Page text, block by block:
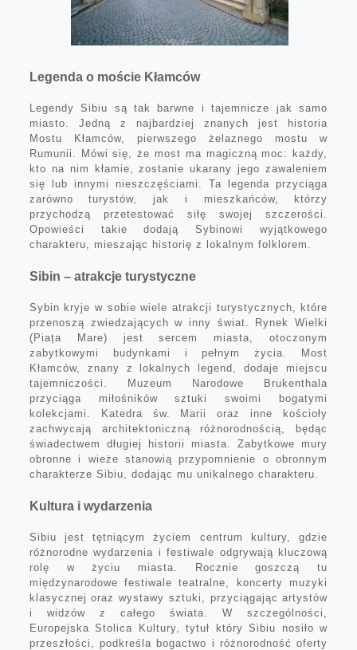
Legenda o moście Kłamców
Legendy Sibiu są tak barwne i tajemnicze jak samo
miasto. Jedną z najbardziej znanych jest historia
Mostu Kłamców, pierwszego żelaznego mostu w
Rumunii. Mówi się, że most ma magiczną moc: każdy,
kto na nim kłamie, zostanie ukarany jego zawaleniem
się lub innymi nieszczęściami. Ta legenda przyciąga
zarówno turystów, jak i mieszkańców, którzy
przychodzą przetestować siłę swojej szczerości.
Opowieści takie dodają Sybinowi wyjątkowego
charakteru, mieszając historię z lokalnym folklorem.
Sibin – atrakcje turystyczne
Sybin kryje w sobie wiele atrakcji turystycznych, które
przenoszą zwiedzających w inny świat. Rynek Wielki
(Piața Mare) jest sercem miasta, otoczonym
zabytkowymi budynkami i pełnym życia. Most
Kłamców, znany z lokalnych legend, dodaje miejscu
tajemniczości. Muzeum Narodowe Brukenthala
przyciąga miłośników sztuki swoimi bogatymi
kolekcjami. Katedra św. Marii oraz inne kościoły
zachwycają architektoniczną różnorodnością, będąc
świadectwem długiej historii miasta. Zabytkowe mury
obronne i wieże stanowią przypomnienie o obronnym
charakterze Sibiu, dodając mu unikalnego charakteru.
Kultura i wydarzenia
Sibiu jest tętniącym życiem centrum kultury, gdzie
różnorodne wydarzenia i festiwale odgrywają kluczową
rolę w życiu miasta. Rocznie goszczą tu
międzynarodowe festiwale teatralne, koncerty muzyki
klasycznej oraz wystawy sztuki, przyciągając artystów
i widzów z całego świata. W szczególności,
Europejska Stolica Kultury, tytuł który Sibiu nosiło w
przeszłości, podkreśla bogactwo i różnorodność oferty